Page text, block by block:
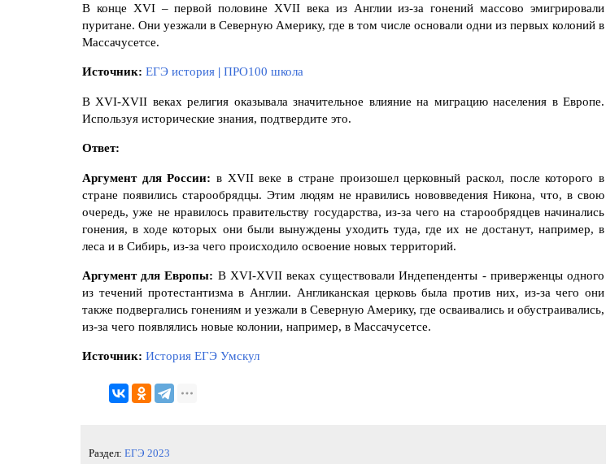
В конце XVI – первой половине XVII века из Англии из-за гонений массово эмигрировали
пуритане. Они уезжали в Северную Америку, где в том числе основали одни из первых колоний в
Массачусетсе.
Источник: ЕГЭ история | ПРО100 школа
В XVI-XVII веках религия оказывала значительное влияние на миграцию населения в Европе.
Используя исторические знания, подтвердите это.
Ответ:
Аргумент для России: в XVII веке в стране произошел церковный раскол, после которого в
стране появились старообрядцы. Этим людям не нравились нововведения Никона, что, в свою
очередь, уже не нравилось правительству государства, из-за чего на старообрядцев начинались
гонения, в ходе которых они были вынуждены уходить туда, где их не достанут, например, в
леса и в Сибирь, из-за чего происходило освоение новых территорий.
Аргумент для Европы: В XVI-XVII веках существовали Индепенденты - приверженцы одного
из течений протестантизма в Англии. Англиканская церковь была против них, из-за чего они
также подвергались гонениям и уезжали в Северную Америку, где осваивались и обустраивались,
из-за чего появлялись новые колонии, например, в Массачусетсе.
Источник: История ЕГЭ Умскул
Раздел: ЕГЭ 2023